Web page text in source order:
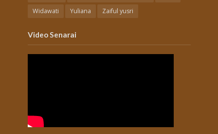
Widawati
Yuliana Zaiful yusri
Video Senarai